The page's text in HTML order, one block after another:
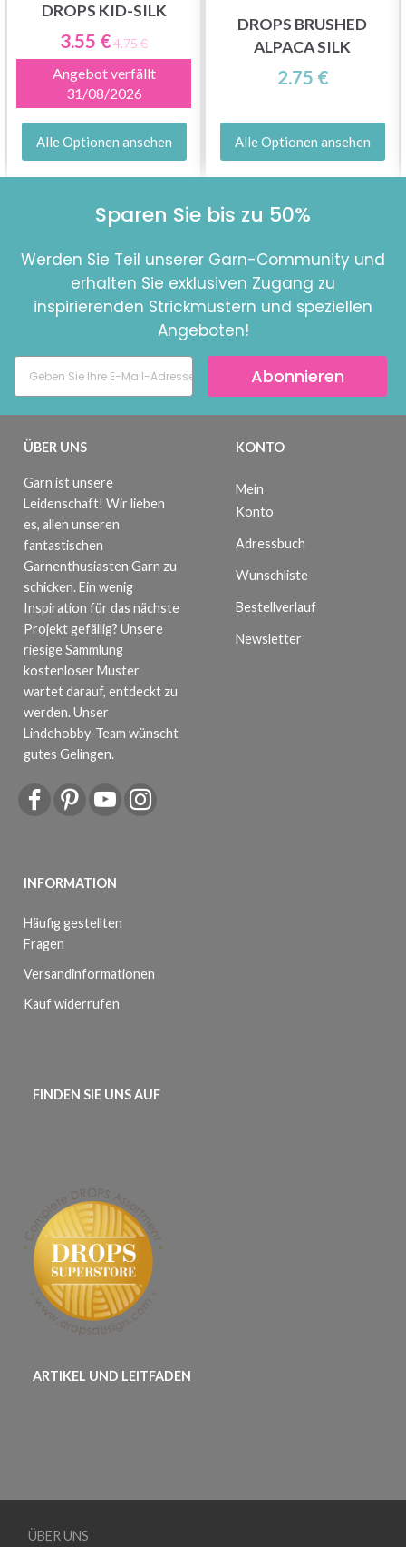
DROPS KID-SILK
3.55 €4.75 €
Angebot verfällt
31/08/2026
Alle Optionen ansehen
DROPS BRUSHED
ALPACA SILK
2.75 €
Alle Optionen ansehen
Sparen Sie bis zu 50%
Werden Sie Teil unserer Garn-Community und
erhalten Sie exklusiven Zugang zu
inspirierenden Strickmustern und speziellen
Angeboten!
Abonnieren
ÜBER UNS
Garn ist unsere
Leidenschaft! Wir lieben
es, allen unseren
fantastischen
Garnenthusiasten Garn zu
schicken. Ein wenig
Inspiration für das nächste
Projekt gefällig? Unsere
riesige Sammlung
kostenloser Muster
wartet darauf, entdeckt zu
werden. Unser
Lindehobby-Team wünscht
gutes Gelingen.
INFORMATION
Häufig gestellten
Fragen
Versandinformationen
Kauf widerrufen
KONTO
Mein
Konto
Adressbuch
Wunschliste
Bestellverlauf
Newsletter
FINDEN SIE UNS AUF
ARTIKEL UND LEITFADEN
ÜBER UNS